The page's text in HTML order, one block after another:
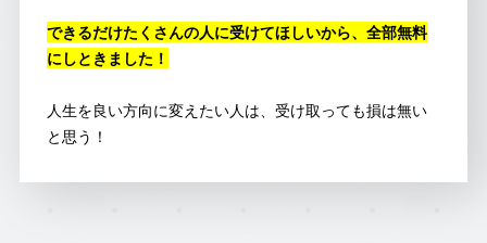
できるだけたくさんの人に受けてほしいから、全部無料
にしときました！
人生を良い方向に変えたい人は、受け取っても損は無い
と思う！